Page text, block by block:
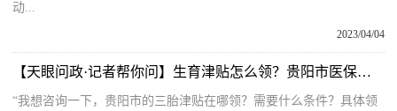
动...
2023/04/04
【天眼问政·记者帮你问】生育津贴怎么领？贵阳市医保局回应热点
“我想咨询一下，贵阳市的三胎津贴在哪领？需要什么条件？具体领